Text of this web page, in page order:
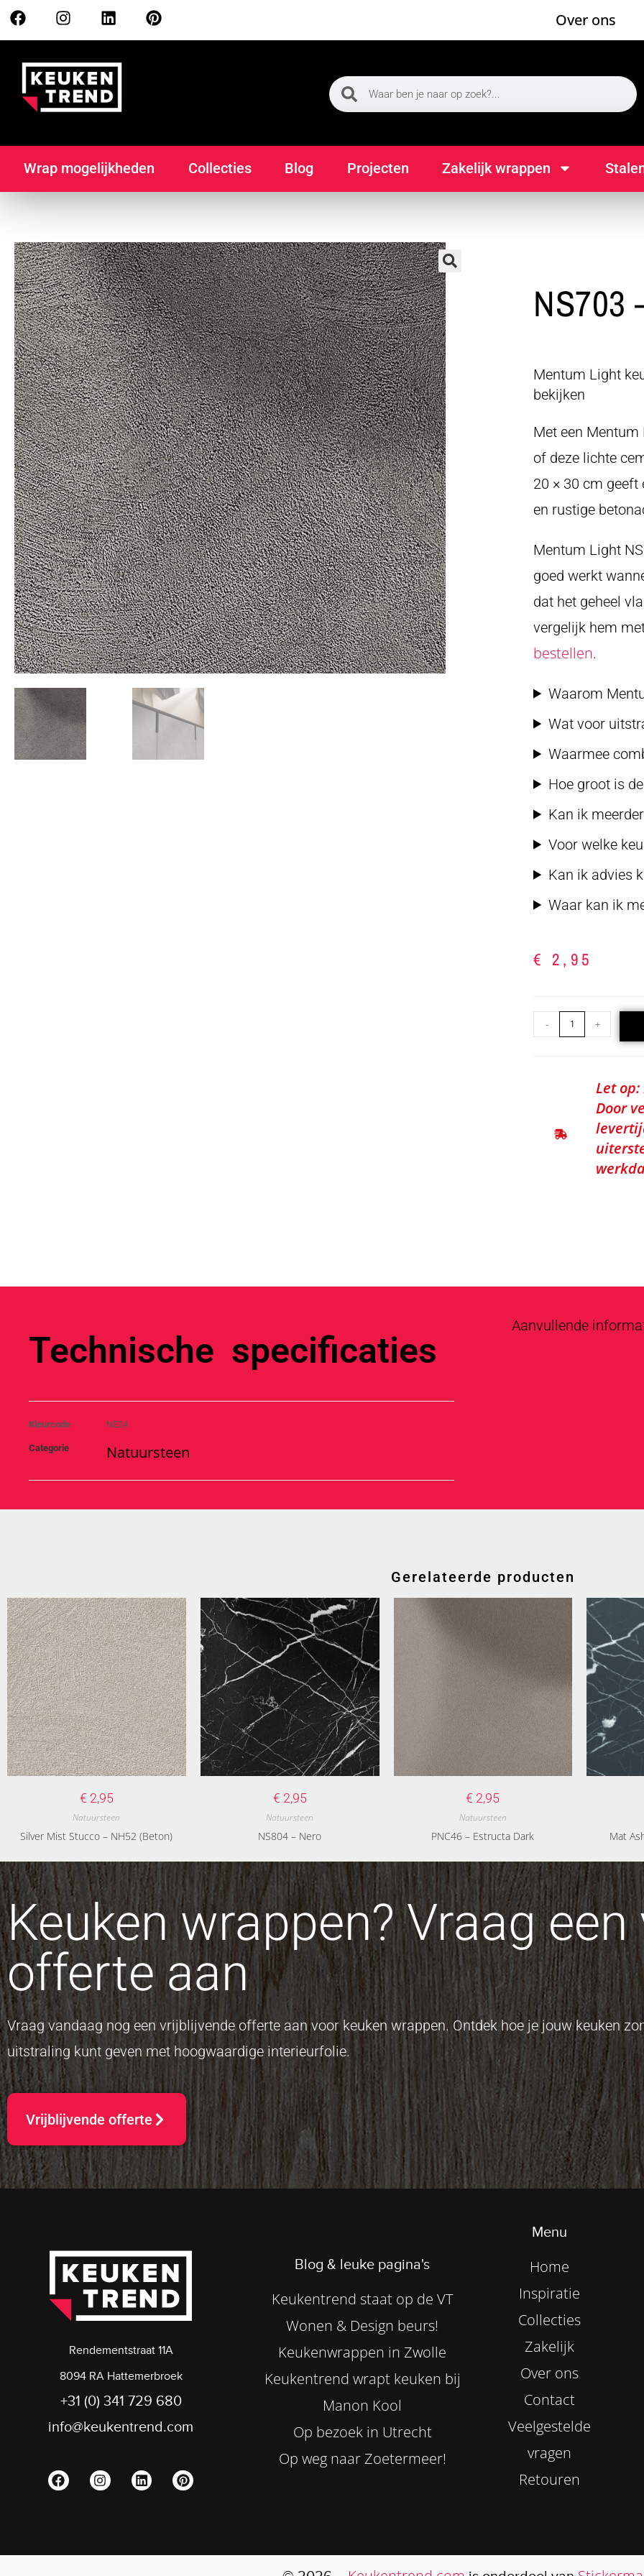
Over ons
Wrap mogelijkheden Collecties Blog Projecten Zakelijk wrappen
🔍 NS703
Mentum Light
bekijken
Met een
of deze lichte
20 × 30 cm geeft
en rustige
Mentum Light
goed werkt
dat het geheel
vergelijk hem
bestellen.
Waarom
Wat voor
Waarmee
Hoe groot is
Kan ik
Voor welke
Kan ik advies
Waar kan ik
€ 2,95
- +
Let
Door
Technische specificaties
Kleurcode NE24
Categorie Natuursteen
Aanvullende
Gerelateerde producten
€ 2,95
Natuursteen
Silver Mist Stucco – NH52 (Beton)
€ 2,95
Natuursteen
NS804 – Nero
€ 2,95
Natuursteen
PNC46 – Estructa Dark Mat
Keuken wrappen? Vraag
offerte aan
Vraag vandaag nog een vrijblijvende offerte aan voor keuken wrappen. Ontdek hoe je jouw keuken
uitstraling kunt geven met hoogwaardige interieurfolie.
Vrijblijvende offerte
Rendementstraat 11A
8094 RA Hattemerbroek
+31 (0) 341 729 680
info@keukentrend.com
Blog & leuke pagina's
Keukentrend staat op de VT
Wonen & Design beurs!
Keukenwrappen in Zwolle
Keukentrend wrapt keuken bij
Manon Kool
Op bezoek in Utrecht
Op weg naar Zoetermeer!
Menu
Home
Inspiratie
Collecties
Zakelijk
Over ons
Contact
Veelgestelde
vragen
Retouren